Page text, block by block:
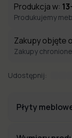
Produkcja w:
Produkujemy
Zakupy objęte
Zakupy
Udostępnij:
Płyty